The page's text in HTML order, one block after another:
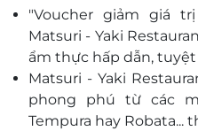
"Voucher giảm giá
Matsuri - Yaki
ẩm thực hấp dẫn,
Matsuri - Yaki
phong phú từ các
Tempura hay Robata...